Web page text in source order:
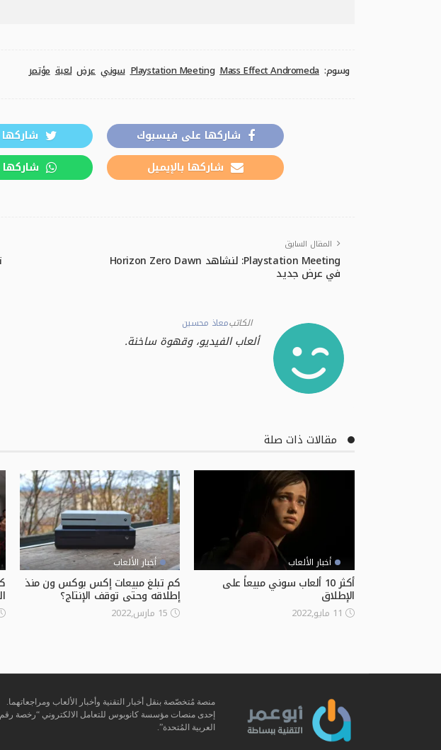
وسوم: Mass Effect Andromeda
Playstation Meeting سوني عرض لعبة مؤتمر
شاركها على فيسبوك
شاركها بالإيميل
شاركها
المقال السابق
Playstation Meeting: لنشاهد Horizon Zero Dawn
في عرض جديد
الكاتبمعاذ محسين
ألعاب الفيديو، وقهوة ساخنة.
مقالات ذات صلة
أخبار الألعاب
أكثر 10 ألعاب سوني مبيعاً على
الإطلاق
11 مايو,2022
أخبار الألعاب
كم تبلغ مبيعات إكس بوكس ون منذ
إطلاقه وحتى توقف الإنتاج؟
15 مارس,2022
منصة مُتخصّصة بنقل أخبار التقنية وأخبار الألعاب ومراجعاتهما.
العربية المُتحدة”.